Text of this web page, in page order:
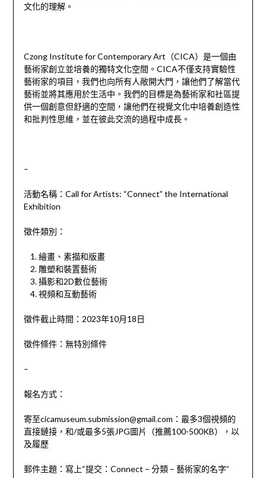
文化的理解。
Czong Institute for Contemporary Art（CICA）是一個由
藝術家創立並培養的獨特文化空間。CICA不僅支持實驗性
藝術家的項目，我們也向所有人敞開大門，讓他們了解當代
藝術並將其應用於生活中。我們的目標是為藝術家和社區提
供一個創意但舒適的空間，讓他們在視覺文化中培養創造性
和批判性思維，並在彼此交流的過程中成長。
–
活動名稱： Call for Artists: “Connect” the International
Exhibition
徵件類別：
繪畫、素描和版畫
雕塑和裝置藝術
攝影和2D數位藝術
視頻和互動藝術
徵件截止時間：2023年10月18日
徵件條件：無特別條件
–
報名方式：
寄至cicamuseum.submission@gmail.com ：最多3個視頻的
直接鏈接，和/或最多5張JPG圖片（推薦100-500KB），以
及履歷
郵件主題：寫上“提交：Connect – 分類 – 藝術家的名字”